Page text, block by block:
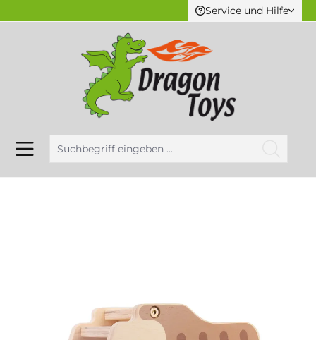
Service und Hilfe